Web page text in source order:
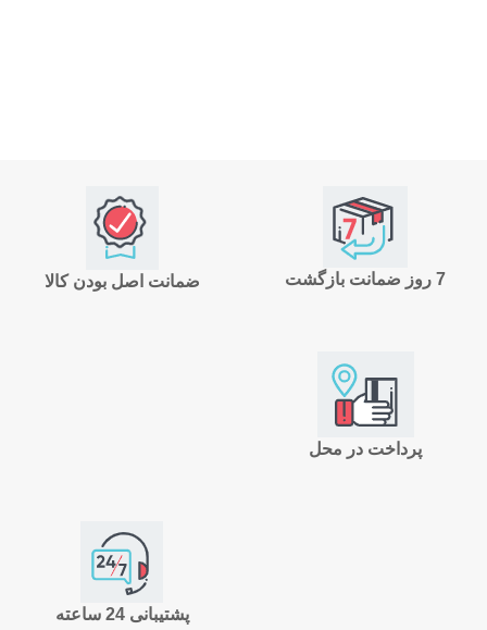
ضمانت اصل بودن کالا 7 روز ضمانت بازگشت
پرداخت در محل
پشتیبانی 24 ساعته